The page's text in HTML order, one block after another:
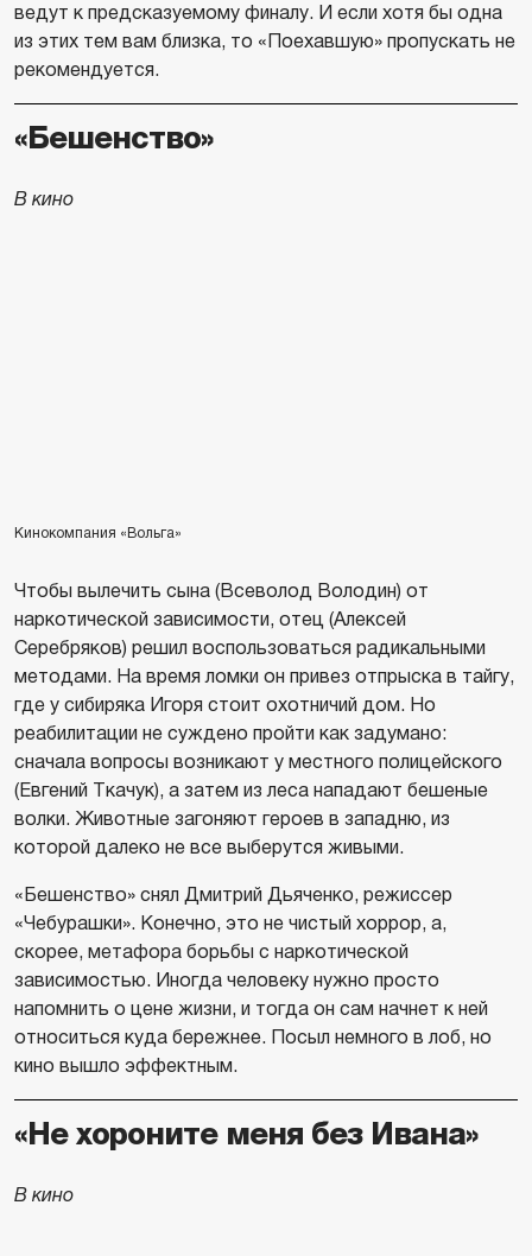
ведут к предсказуемому финалу. И если хотя бы одна
из этих тем вам близка, то «Поехавшую» пропускать не
рекомендуется.
«Бешенство»
В кино
Кинокомпания «Вольга»
Чтобы вылечить сына (Всеволод Володин) от
наркотической зависимости, отец (Алексей
Серебряков) решил воспользоваться радикальными
методами. На время ломки он привез отпрыска в тайгу,
где у сибиряка Игоря стоит охотничий дом. Но
реабилитации не суждено пройти как задумано:
сначала вопросы возникают у местного полицейского
(Евгений Ткачук), а затем из леса нападают бешеные
волки. Животные загоняют героев в западню, из
которой далеко не все выберутся живыми.
«Бешенство» снял Дмитрий Дьяченко, режиссер
«Чебурашки». Конечно, это не чистый хоррор, а,
скорее, метафора борьбы с наркотической
зависимостью. Иногда человеку нужно просто
напомнить о цене жизни, и тогда он сам начнет к ней
относиться куда бережнее. Посыл немного в лоб, но
кино вышло эффектным.
«Не хороните меня без Ивана»
В кино